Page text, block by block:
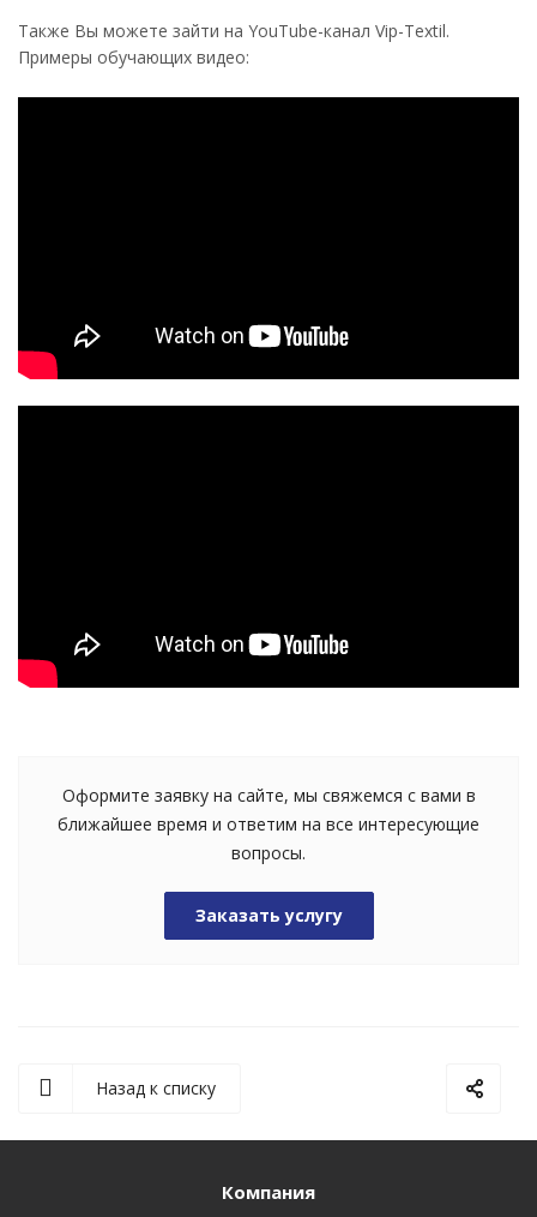
Также Вы можете зайти на YouTube-канал Vip-Textil.
Примеры обучающих видео:
Оформите заявку на сайте, мы свяжемся с вами в
ближайшее время и ответим на все интересующие
вопросы.
Заказать услугу
Назад к списку
Компания